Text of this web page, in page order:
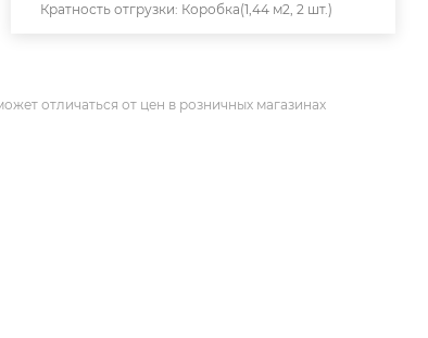
Кратность отгрузки: Коробка(1,44 м2, 2 шт.)
отличаться от цен в розничных магазинах